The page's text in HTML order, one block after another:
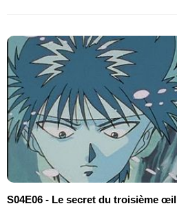
S04E06 - Le secret du troisième œil